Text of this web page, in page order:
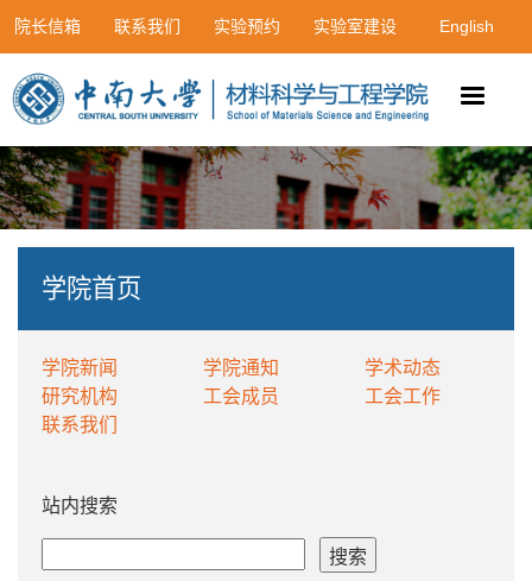
院长信箱 联系我们 实验预约 实验室建设 English
学院首页
学院新闻 学院通知
学术动态
研究机构
工会成员
工会工作
联系我们
站内搜索